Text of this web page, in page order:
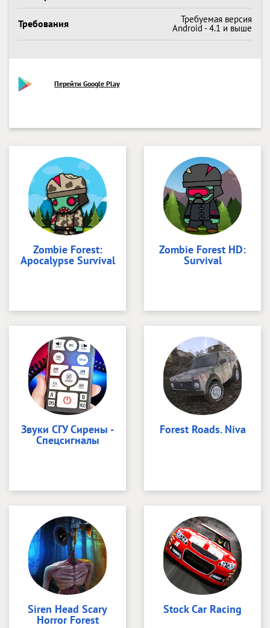
Требования Требуемая версия
Android - 4.1 и выше
Перейти Google Play
Zombie Forest:
Apocalypse Survival
Zombie Forest HD:
Survival
Звуки СГУ Сирены -
Спецсигналы
Forest Roads. Niva
Siren Head Scary
Horror Forest
Stock Car Racing